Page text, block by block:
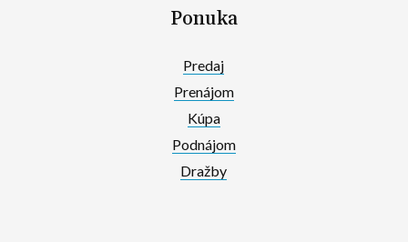
Ponuka
Predaj
Prenájom
Kúpa
Podnájom
Dražby